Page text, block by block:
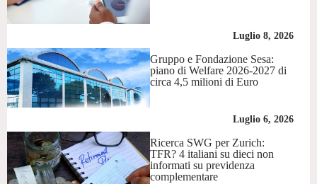
Luglio 8, 2026
Gruppo e Fondazione Sesa:
piano di Welfare 2026-2027 di
circa 4,5 milioni di Euro
Luglio 6, 2026
Ricerca SWG per Zurich:
TFR? 4 italiani su dieci non
informati su previdenza
complementare